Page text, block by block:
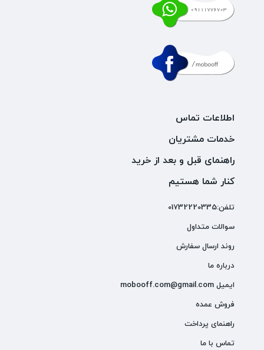
اطلاعات تماس
خدمات مشتریان
راهنمای قبل و بعد از خرید
کنار شما هستیم
تلفن:01732220335
سوالات متداول
روند ارسال سفارش
درباره ما
ایمیل mobooff.com@gmail.com
فروش عمده
راهنمای پرداخت
تماس با ما